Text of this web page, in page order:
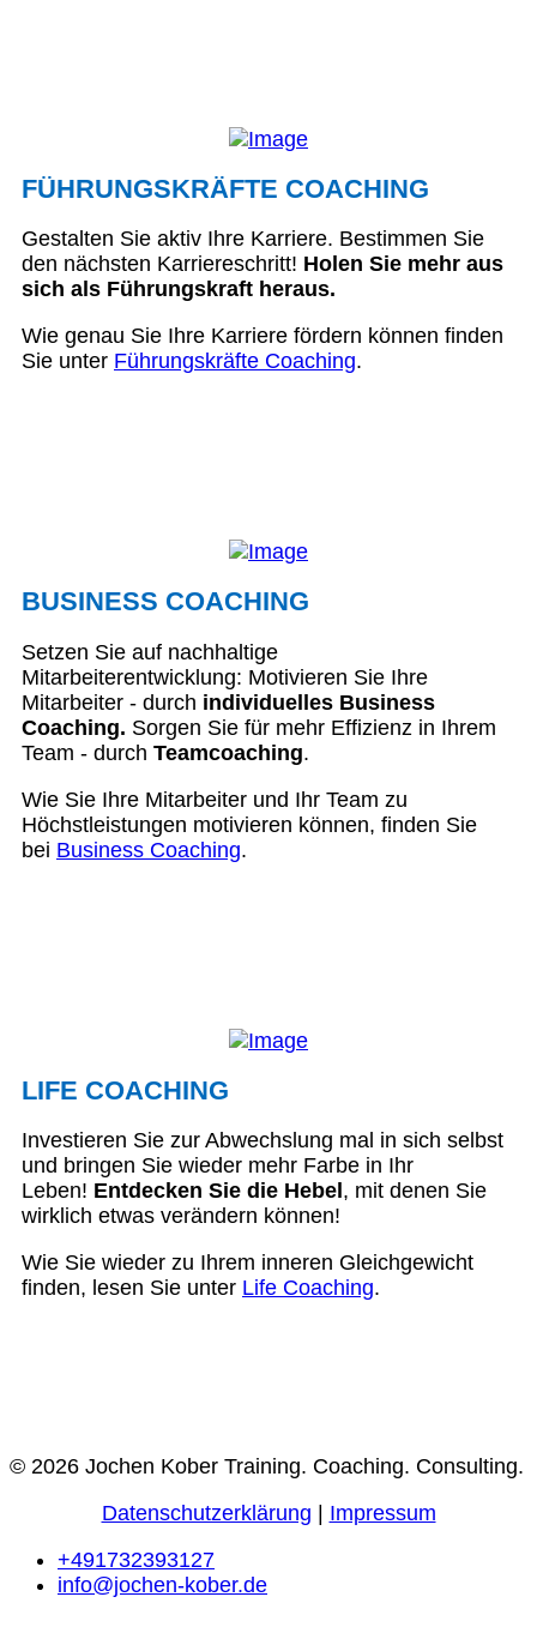
FÜHRUNGSKRÄFTE COACHING
Gestalten Sie aktiv Ihre Karriere. Bestimmen Sie
den nächsten Karriereschritt! Holen Sie mehr aus
sich als Führungskraft heraus.
Wie genau Sie Ihre Karriere fördern können finden
Sie unter Führungskräfte Coaching.
BUSINESS COACHING
Setzen Sie auf nachhaltige
Mitarbeiterentwicklung: Motivieren Sie Ihre
Mitarbeiter - durch individuelles Business
Coaching. Sorgen Sie für mehr Effizienz in Ihrem
Team - durch Teamcoaching.
Wie Sie Ihre Mitarbeiter und Ihr Team zu
Höchstleistungen motivieren können, finden Sie
bei Business Coaching.
LIFE COACHING
Investieren Sie zur Abwechslung mal in sich selbst
und bringen Sie wieder mehr Farbe in Ihr
Leben! Entdecken Sie die Hebel , mit denen Sie
wirklich etwas verändern können!
Wie Sie wieder zu Ihrem inneren Gleichgewicht
finden, lesen Sie unter Life Coaching.
© 2026 Jochen Kober Training. Coaching. Consulting.
Datenschutzerklärung
Impressum
+491732393127
info@jochen-kober.de